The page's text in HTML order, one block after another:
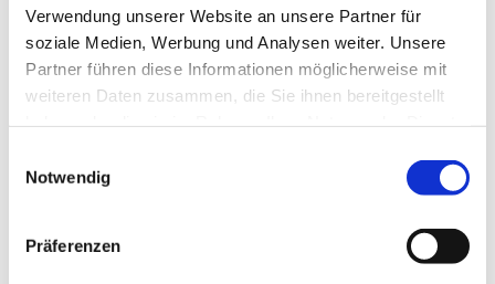
Verwendung unserer Website an unsere Partner für
soziale Medien, Werbung und Analysen weiter. Unsere
Partner führen diese Informationen möglicherweise mit
weiteren Daten zusammen, die Sie ihnen bereitgestellt
Notwendig
Präferenzen
Dies könnte Sie auch
interessieren